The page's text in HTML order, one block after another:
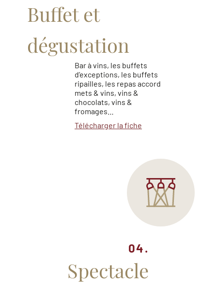
Buffet et
dégustation
Bar à vins, les buffets
d’exceptions, les buffets
ripailles, les repas accord
mets & vins, vins &
chocolats, vins &
fromages…
Télécharger la fiche
04.
Spectacle